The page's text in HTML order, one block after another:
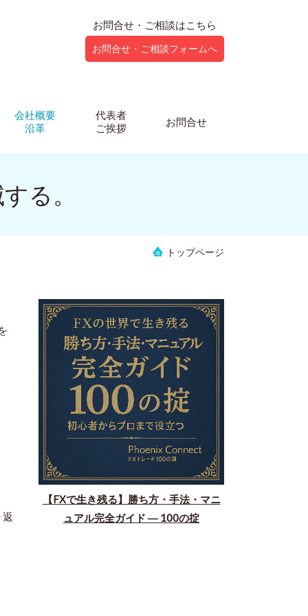
お問合せ・ご相談はこちら
お問合せ・ご相談フォームへ
会社概要
沿革
代表者
ご挨拶
お問合せ
る。
トップページ
【FXで生き残る】勝ち方・手法・マニ
ュアル完全ガイド ― 100の掟